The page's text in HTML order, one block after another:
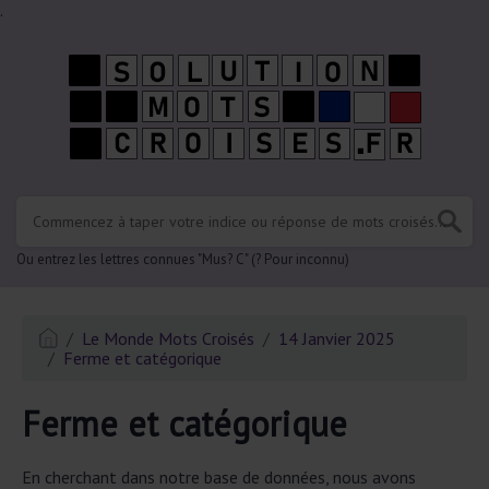
.
Ou entrez les lettres connues "Mus? C" (? Pour inconnu)
Le Monde Mots Croisés
14 Janvier 2025
Ferme et catégorique
Ferme et catégorique
En cherchant dans notre base de données, nous avons